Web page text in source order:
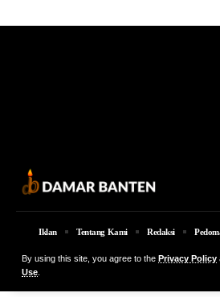
By using this site, you agree to the Privacy Policy
Use
© 2026 Damar Banten | PT. MEDIA DAMAR
Iklan Tentang Kami Redaksi